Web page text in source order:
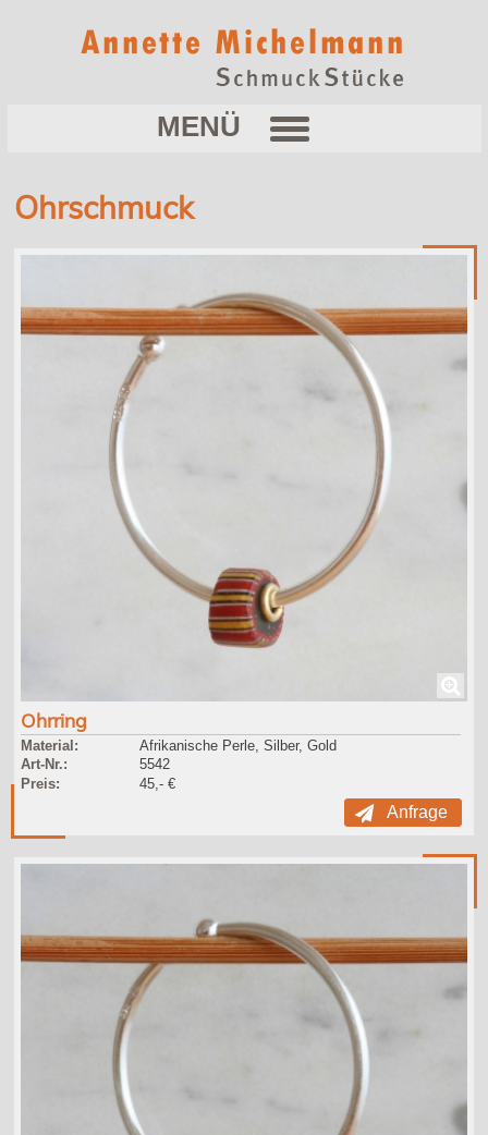
Ohrschmuck
Ohrring
Material:
Afrikanische Perle, Silber, Gold
Art-Nr.:
5542
Preis:
45,- €
Anfrage